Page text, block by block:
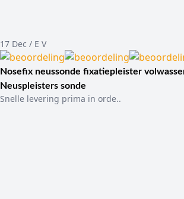
17 Dec / E V
Nosefix neussonde fixatiepleister
Neuspleisters sonde
Snelle levering prima in orde..